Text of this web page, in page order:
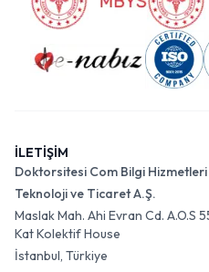
İLETİŞİM
Doktorsitesi Com Bilgi Hizmetleri
Teknoloji ve Ticaret A.Ş.
Maslak Mah. Ahi Evran Cd. A.O.S
Kat Kolektif House
İstanbul, Türkiye